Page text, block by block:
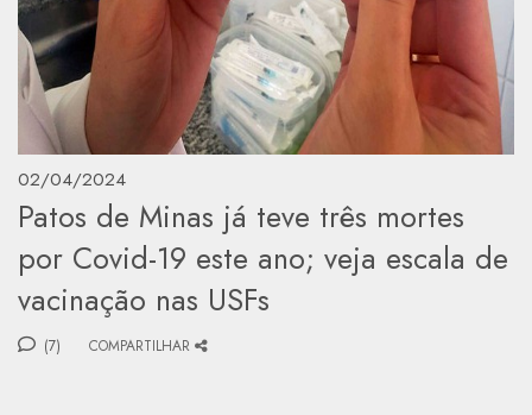
02/04/2024
Patos de Minas já teve três mortes
por Covid-19 este ano; veja escala de
vacinação nas USFs
(7) COMPARTILHAR